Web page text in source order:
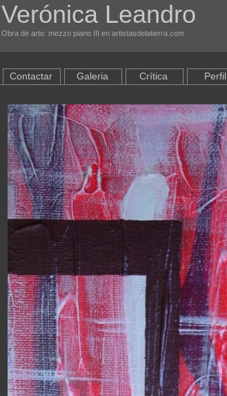
Verónica Leandro
Obra de arte: mezzo piano III en artistasdelatierra.com
Contactar Galeria Crítica Perfil